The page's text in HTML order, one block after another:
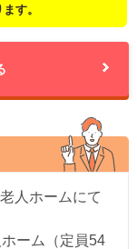
す。
人ホームにて
ーム（定員54